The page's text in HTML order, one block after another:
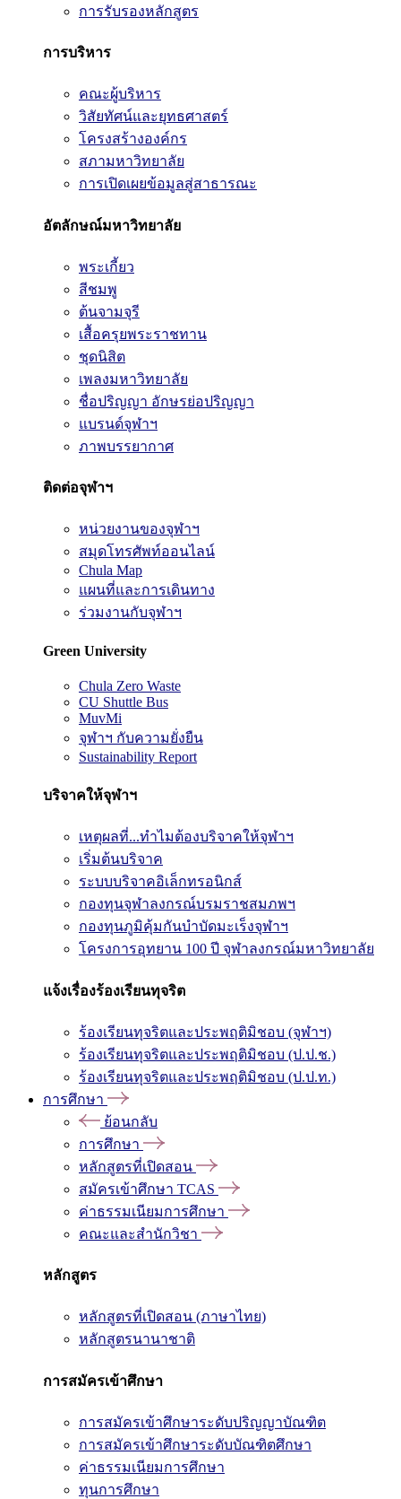
การรับรองหลักสูตร
การบริหาร
คณะผู้บริหาร
วิสัยทัศน์และยุทธศาสตร์
โครงสร้างองค์กร
สภามหาวิทยาลัย
การเปิดเผยข้อมูลสู่สาธารณะ
อัตลักษณ์มหาวิทยาลัย
พระเกี้ยว
สีชมพู
ต้นจามจุรี
เสื้อครุยพระราชทาน
ชุดนิสิต
เพลงมหาวิทยาลัย
ชื่อปริญญา อักษรย่อปริญญา
แบรนด์จุฬาฯ
ภาพบรรยากาศ
ติดต่อจุฬาฯ
หน่วยงานของจุฬาฯ
สมุดโทรศัพท์ออนไลน์
Chula Map
แผนที่และการเดินทาง
ร่วมงานกับจุฬาฯ
Green University
Chula Zero Waste
CU Shuttle Bus
MuvMi
จุฬาฯ กับความยั่งยืน
Sustainability Report
บริจาคให้จุฬาฯ
เหตุผลที่...ทำไมต้องบริจาคให้จุฬาฯ
เริ่มต้นบริจาค
ระบบบริจาคอิเล็กทรอนิกส์
กองทุนจุฬาลงกรณ์บรมราชสมภพฯ
กองทุนภูมิคุ้มกันบำบัดมะเร็งจุฬาฯ
โครงการอุทยาน 100 ปี จุฬาลงกรณ์มหาวิทยาลัย
แจ้งเรื่องร้องเรียนทุจริต
ร้องเรียนทุจริตและประพฤติมิชอบ (จุฬาฯ)
ร้องเรียนทุจริตและประพฤติมิชอบ (ป.ป.ช.)
ร้องเรียนทุจริตและประพฤติมิชอบ (ป.ป.ท.)
การศึกษา
ย้อนกลับ
การศึกษา
หลักสูตรที่เปิดสอน
สมัครเข้าศึกษา TCAS
ค่าธรรมเนียมการศึกษา
คณะและสำนักวิชา
หลักสูตร
หลักสูตรที่เปิดสอน (ภาษาไทย)
หลักสูตรนานาชาติ
การสมัครเข้าศึกษา
การสมัครเข้าศึกษาระดับปริญญาบัณฑิต
การสมัครเข้าศึกษาระดับบัณฑิตศึกษา
ค่าธรรมเนียมการศึกษา
ทุนการศึกษา